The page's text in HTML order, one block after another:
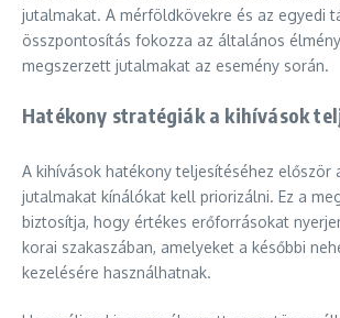
jutalmakat. A mérföldkövekre és az egyedi
összpontosítás fokozza az általános
megszerzett jutalmakat az esemény során.
Hatékony stratégiák a kihívások
A kihívások hatékony teljesítéséhez először
jutalmakat kínálókat kell priorizálni. Ez a
biztosítja, hogy értékes erőforrásokat
korai szakaszában, amelyeket a későbbi
kezelésére használhatnak.